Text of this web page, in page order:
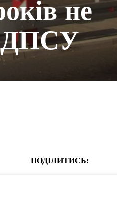
не
ДПСУ
ПОДІЛИТИСЬ: